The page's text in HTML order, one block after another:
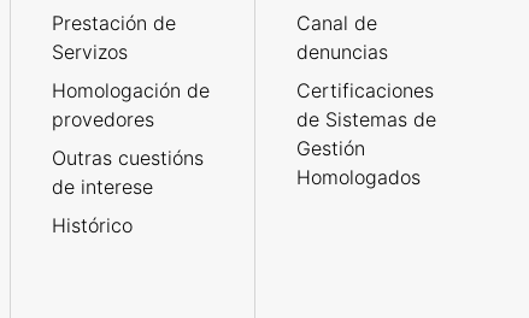
Prestación de
Servizos
Homologación de
provedores
Outras cuestións
de interese
Histórico
Canal de
denuncias
Certificaciones
de Sistemas de
Gestión
Homologados